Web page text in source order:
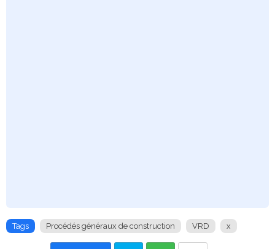
Tags Procédés généraux de construction VRD x